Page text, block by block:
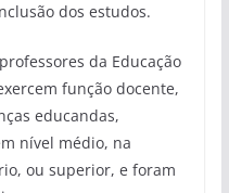
dos estudos.
da Educação
função docente,
educandas,
nível médio, na
ou superior, e foram